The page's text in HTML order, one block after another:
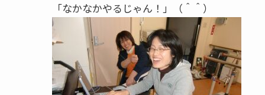
「なかなかやるじゃん！」（＾＾）